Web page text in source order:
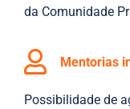
da Comunidade
Mentorias
Possibilidade de